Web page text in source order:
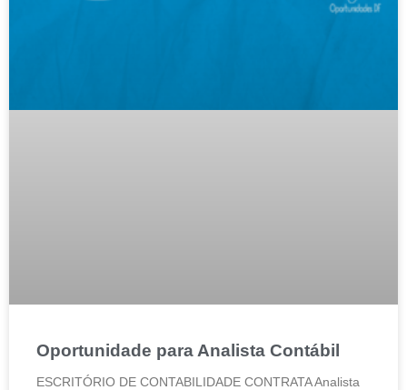
Oportunidade para Analista Contábil
ESCRITÓRIO DE CONTABILIDADE CONTRATA Analista